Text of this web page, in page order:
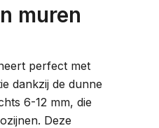
muren
perfect met
dankzij de dunne
6-12 mm, die
Deze